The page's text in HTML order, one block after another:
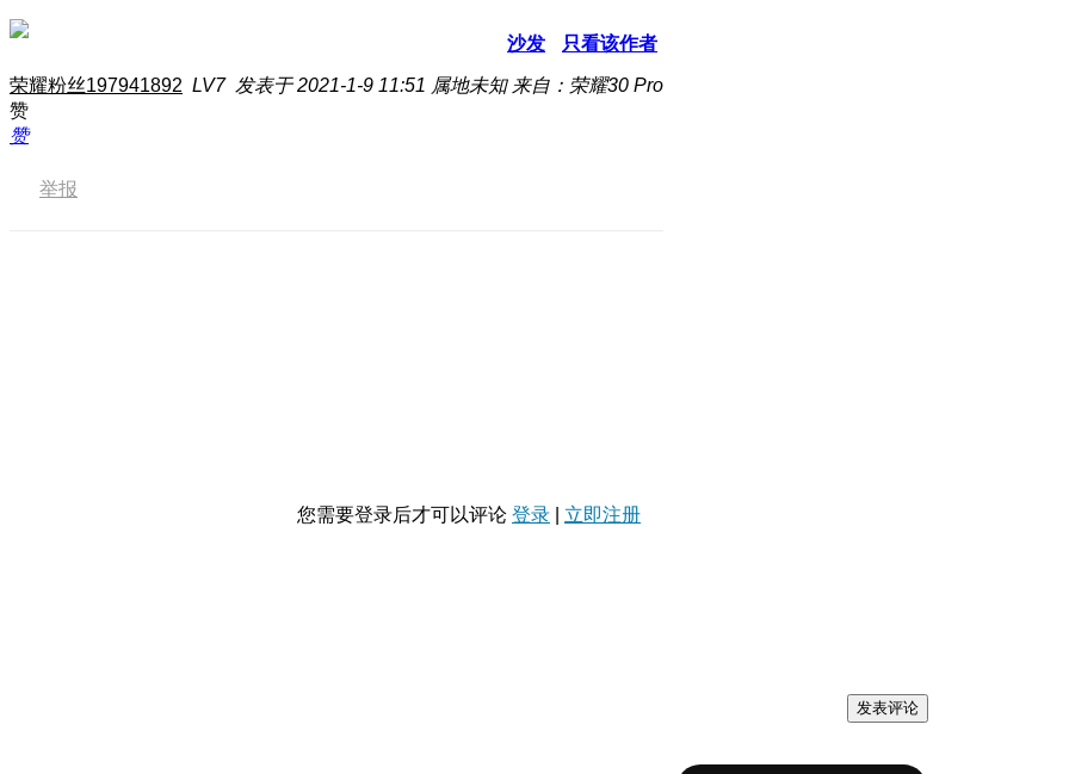
沙发 只看该作者
荣耀粉丝197941892 LV7 发表于 2021-1-9 11:51 属地未知 来自：荣耀30 Pro
赞
赞
举报
您需要登录后才可以评论 登录 立即注册
发表评论